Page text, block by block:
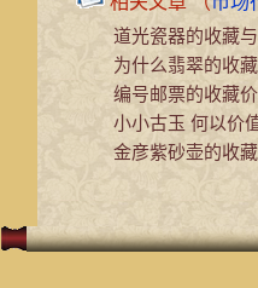
道光瓷器的收藏
为什么翡翠的收
编号邮票的收藏
小小古玉 何以价
金彦紫砂壶的收